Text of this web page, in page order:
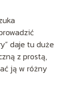
daje tu duże
z prostą,
ją w różny